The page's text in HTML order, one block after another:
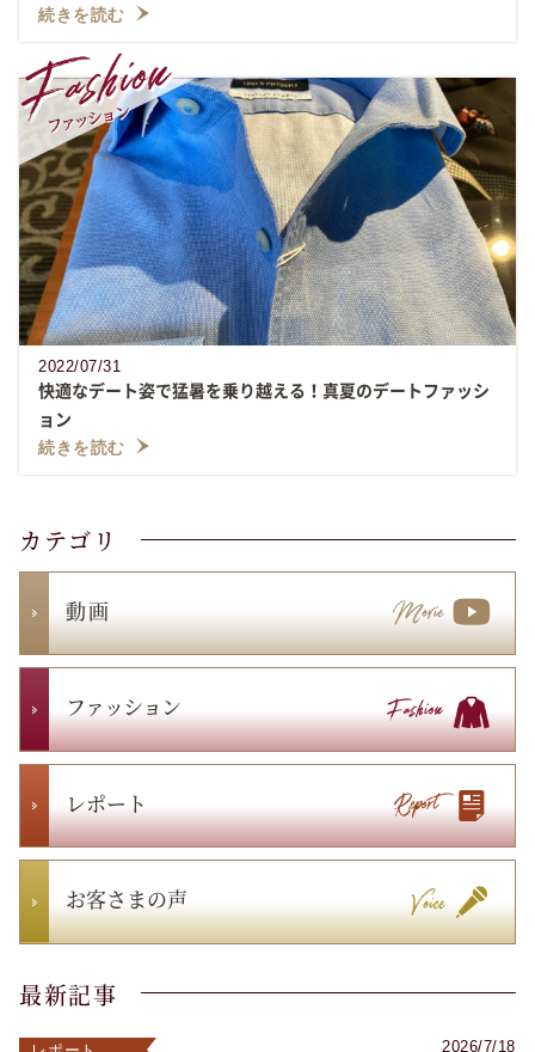
続きを読む
2022/07/31
快適なデート姿で猛暑を乗り越える！真夏のデートファッシ
ョン
続きを読む
カテゴリ
動 画
ファッション
レポート
お客さまの声
最新記事
2026/7/18